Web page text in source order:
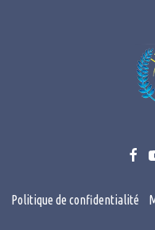
Politique de confidentialité